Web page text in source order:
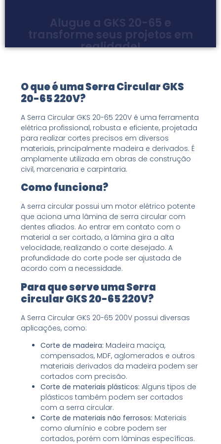
O que é uma Serra Circular GKS
20-65 220V?
A Serra Circular GKS 20-65 220V é uma ferramenta
elétrica profissional, robusta e eficiente, projetada
para realizar cortes precisos em diversos
materiais, principalmente madeira e derivados. É
amplamente utilizada em obras de construção
civil, marcenaria e carpintaria.
Como funciona?
A serra circular possui um motor elétrico potente
que aciona uma lâmina de serra circular com
dentes afiados. Ao entrar em contato com o
material a ser cortado, a lâmina gira a alta
velocidade, realizando o corte desejado. A
profundidade do corte pode ser ajustada de
acordo com a necessidade.
Para que serve uma Serra
circular GKS 20-65 220V?
A Serra Circular GKS 20-65 200V possui diversas
aplicações, como:
Corte de madeira: Madeira maciça,
compensados, MDF, aglomerados e outros
materiais derivados da madeira podem ser
cortados com precisão.
Corte de materiais plásticos: Alguns tipos de
plásticos também podem ser cortados
com a serra circular.
Corte de materiais não ferrosos: Materiais
como alumínio e cobre podem ser
cortados, porém com lâminas específicas.